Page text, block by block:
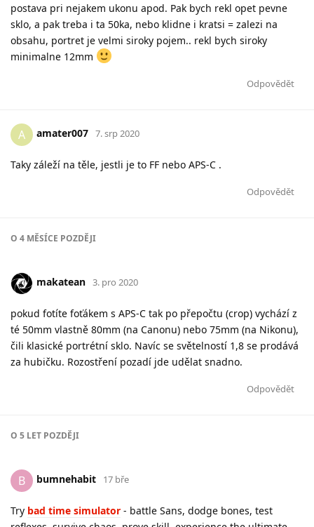
postava pri nejakem ukonu apod. Pak bych rekl opet pevne
sklo, a pak treba i ta 50ka, nebo klidne i kratsi = zalezi na
obsahu, portret je velmi siroky pojem.. rekl bych siroky
minimalne 12mm
Odpovědět
A amater007 7. srp 2020
Taky záleží na těle, jestli je to FF nebo APS-C .
Odpovědět
O 4 MĚSÍCE POZDĚJI
makatean 3. pro 2020
pokud fotíte foťákem s APS-C tak po přepočtu (crop) vychází z
té 50mm vlastně 80mm (na Canonu) nebo 75mm (na Nikonu),
čili klasické portrétní sklo. Navíc se světelností 1,8 se prodává
za hubičku. Rozostření pozadí jde udělat snadno.
Odpovědět
O 5 LET POZDĚJI
B bumnehabit 17 bře
Try bad time simulator - battle Sans, dodge bones, test